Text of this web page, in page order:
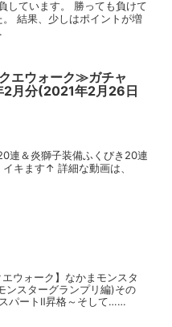
しています。 勝っても負けて
結果、少しはポイントが増
エウォーク≫ガチャ
2月分(2021年2月26日
連＆炎獅子装備ふくびき20連
キます↑ 詳細な動画は、
エウォーク】なかまモンスタ
ンスターグランプリ編)その
パートⅡ昇格～そして……